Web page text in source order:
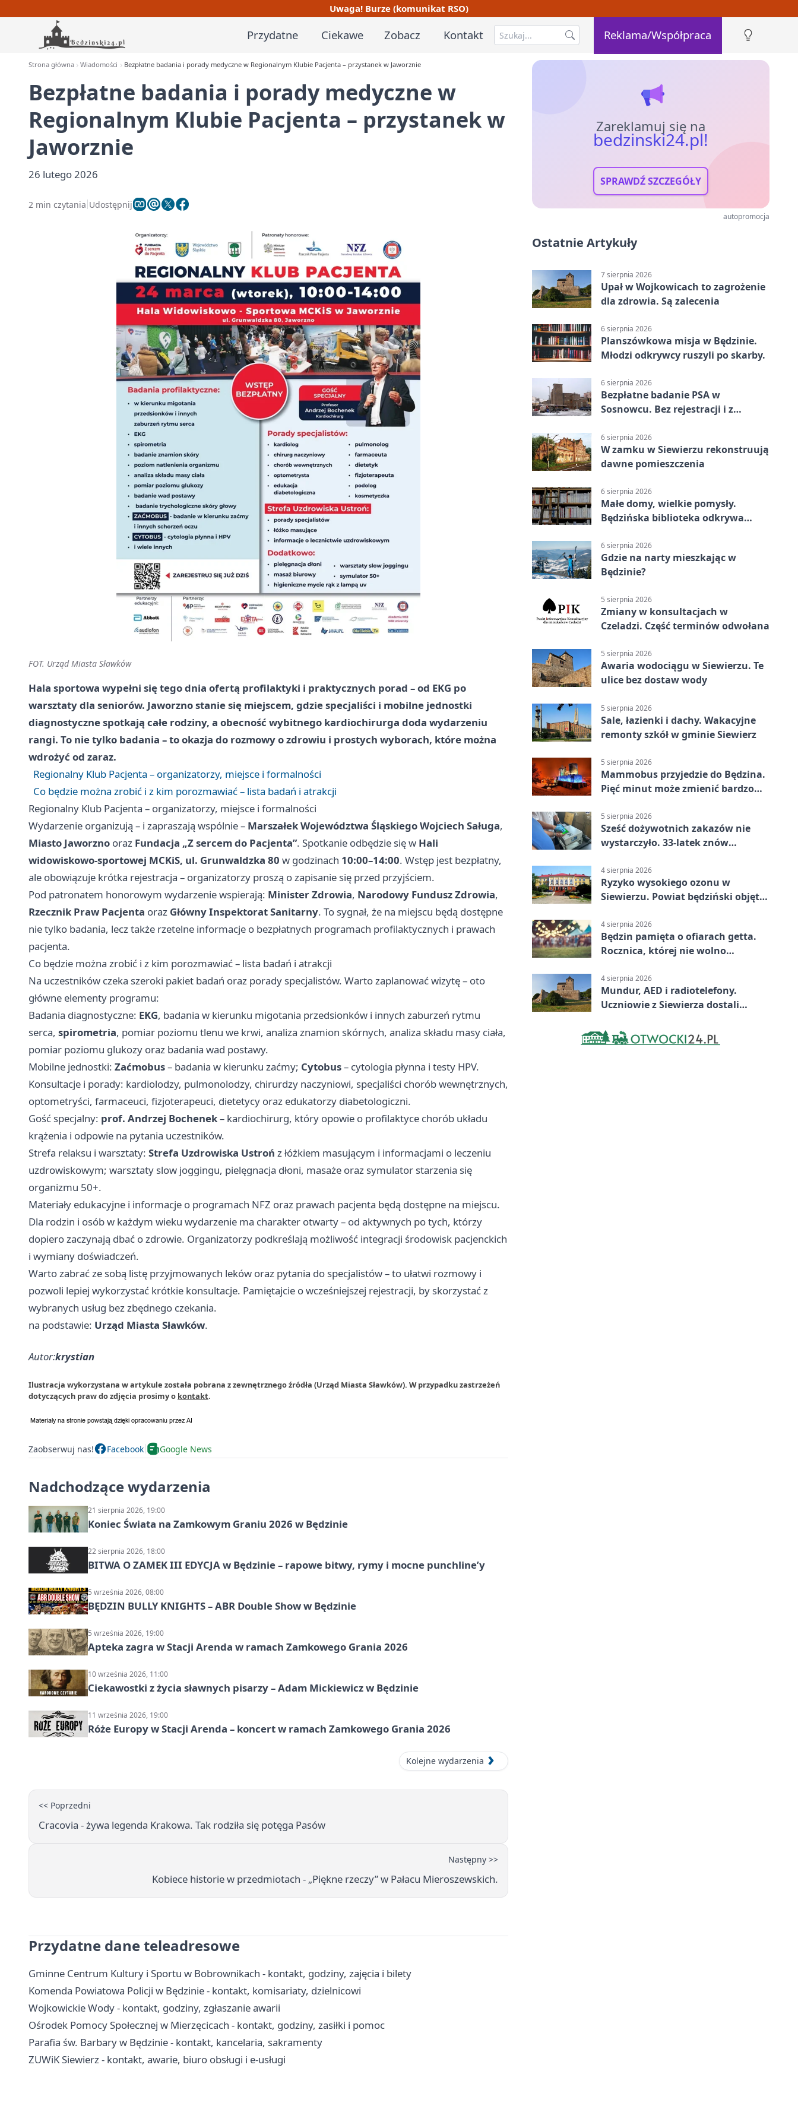
Uwaga! Burze (komunikat RSO)
Przydatne Ciekawe Zobacz Kontakt Reklama/Współpraca
Strona główna Wiadomości Bezpłatne badania i porady medyczne w Regionalnym Klubie Pacjenta – przystanek w Jaworznie
Bezpłatne badania i porady medyczne w
Regionalnym Klubie Pacjenta – przystanek w
Jaworznie
26 lutego 2026
2 min czytania Udostępnij
FOT. Urząd Miasta Sławków
Hala sportowa wypełni się tego dnia ofertą profilaktyki i praktycznych porad – od EKG po
warsztaty dla seniorów. Jaworzno stanie się miejscem, gdzie specjaliści i mobilne jednostki
diagnostyczne spotkają całe rodziny, a obecność wybitnego kardiochirurga doda wydarzeniu
rangi. To nie tylko badania – to okazja do rozmowy o zdrowiu i prostych wyborach, które można
wdrożyć od zaraz.
Regionalny Klub Pacjenta – organizatorzy, miejsce i formalności
Co będzie można zrobić i z kim porozmawiać – lista badań i atrakcji
Regionalny Klub Pacjenta – organizatorzy, miejsce i formalności
Wydarzenie organizują – i zapraszają wspólnie – Marszałek Województwa Śląskiego Wojciech Saługa,
Miasto Jaworzno oraz Fundacja „Z sercem do Pacjenta”. Spotkanie odbędzie się w Hali
widowiskowo-sportowej MCKiS, ul. Grunwaldzka 80 w godzinach 10:00–14:00. Wstęp jest bezpłatny,
ale obowiązuje krótka rejestracja – organizatorzy proszą o zapisanie się przed przyjściem.
Pod patronatem honorowym wydarzenie wspierają: Minister Zdrowia, Narodowy Fundusz Zdrowia,
Rzecznik Praw Pacjenta oraz Główny Inspektorat Sanitarny. To sygnał, że na miejscu będą dostępne
nie tylko badania, lecz także rzetelne informacje o bezpłatnych programach profilaktycznych i prawach
pacjenta.
Co będzie można zrobić i z kim porozmawiać – lista badań i atrakcji
Na uczestników czeka szeroki pakiet badań oraz porady specjalistów. Warto zaplanować wizytę – oto
główne elementy programu:
Badania diagnostyczne: EKG, badania w kierunku migotania przedsionków i innych zaburzeń rytmu
serca, spirometria, pomiar poziomu tlenu we krwi, analiza znamion skórnych, analiza składu masy ciała,
pomiar poziomu glukozy oraz badania wad postawy.
Mobilne jednostki: Zaćmobus– badania w kierunku zaćmy; Cytobus– cytologia płynna i testy HPV.
Konsultacje i porady: kardiolodzy, pulmonolodzy, chirurdzy naczyniowi, specjaliści chorób wewnętrznych,
optometryści, farmaceuci, fizjoterapeuci, dietetycy oraz edukatorzy diabetologiczni.
Gość specjalny: prof. Andrzej Bochenek– kardiochirurg, który opowie o profilaktyce chorób układu
krążenia i odpowie na pytania uczestników.
Strefa relaksu i warsztaty: Strefa Uzdrowiska Ustroń z łóżkiem masującym i informacjami o leczeniu
uzdrowiskowym; warsztaty slow joggingu, pielęgnacja dłoni, masaże oraz symulator starzenia się
organizmu 50+.
Materiały edukacyjne i informacje o programach NFZ oraz prawach pacjenta będą dostępne na miejscu.
Dla rodzin i osób w każdym wieku wydarzenie ma charakter otwarty – od aktywnych po tych, którzy
dopiero zaczynają dbać o zdrowie. Organizatorzy podkreślają możliwość integracji środowisk pacjenckich
i wymiany doświadczeń.
Warto zabrać ze sobą listę przyjmowanych leków oraz pytania do specjalistów – to ułatwi rozmowy i
pozwoli lepiej wykorzystać krótkie konsultacje. Pamiętajcie o wcześniejszej rejestracji, by skorzystać z
wybranych usług bez zbędnego czekania.
na podstawie: Urząd Miasta Sławków.
Autor:krystian
Ilustracja wykorzystana w artykule została pobrana z zewnętrznego źródła (Urząd Miasta Sławków). W przypadku zastrzeżeń
dotyczących praw do zdjęcia prosimy o kontakt.
Zaobserwuj nas! Facebook Google News
Nadchodzące wydarzenia
21 sierpnia 2026, 19:00
Koniec Świata na Zamkowym Graniu 2026 w Będzinie
22 sierpnia 2026, 18:00
BITWA O ZAMEK III EDYCJA w Będzinie – rapowe bitwy, rymy i mocne punchline’y
5 września 2026, 08:00
BĘDZIN BULLY KNIGHTS – ABR Double Show w Będzinie
5 września 2026, 19:00
Apteka zagra w Stacji Arenda w ramach Zamkowego Grania 2026
10 września 2026, 11:00
Ciekawostki z życia sławnych pisarzy – Adam Mickiewicz w Będzinie
11 września 2026, 19:00
Róże Europy w Stacji Arenda – koncert w ramach Zamkowego Grania 2026
Kolejne wydarzenia
<< Poprzedni
Cracovia - żywa legenda Krakowa. Tak rodziła się potęga Pasów
Następny >>
Kobiece historie w przedmiotach - „Piękne rzeczy” w Pałacu Mieroszewskich.
Przydatne dane teleadresowe
Gminne Centrum Kultury i Sportu w Bobrownikach - kontakt, godziny, zajęcia i bilety
Komenda Powiatowa Policji w Będzinie - kontakt, komisariaty, dzielnicowi
Wojkowickie Wody - kontakt, godziny, zgłaszanie awarii
Ośrodek Pomocy Społecznej w Mierzęcicach - kontakt, godziny, zasiłki i pomoc
Parafia św. Barbary w Będzinie - kontakt, kancelaria, sakramenty
ZUWiK Siewierz - kontakt, awarie, biuro obsługi i e-usługi
Zareklamuj się na
bedzinski24.pl!
SPRAWDŹ SZCZEGÓŁY
autopromocja
Ostatnie Artykuły
7 sierpnia 2026
Upał w Wojkowicach to zagrożenie
dla zdrowia. Są zalecenia
6 sierpnia 2026
Planszówkowa misja w Będzinie.
Młodzi odkrywcy ruszyli po skarby.
6 sierpnia 2026
Bezpłatne badanie PSA w
Sosnowcu. Bez rejestracji i z
6 sierpnia 2026
W zamku w Siewierzu rekonstruują
dawne pomieszczenia
6 sierpnia 2026
Małe domy, wielkie pomysły.
Będzińska biblioteka odkrywa
6 sierpnia 2026
Gdzie na narty mieszkając w
Będzinie?
5 sierpnia 2026
Zmiany w konsultacjach w
Czeladzi. Część terminów odwołana
5 sierpnia 2026
Awaria wodociągu w Siewierzu. Te
ulice bez dostaw wody
5 sierpnia 2026
Sale, łazienki i dachy. Wakacyjne
remonty szkół w gminie Siewierz
5 sierpnia 2026
Mammobus przyjedzie do Będzina.
Pięć minut może zmienić bardzo
5 sierpnia 2026
Sześć dożywotnich zakazów nie
wystarczyło. 33-latek znów
4 sierpnia 2026
Ryzyko wysokiego ozonu w
Siewierzu. Powiat będziński objęty
4 sierpnia 2026
Będzin pamięta o ofiarach getta.
Rocznica, której nie wolno
4 sierpnia 2026
Mundur, AED i radiotelefony.
Uczniowie z Siewierza dostali